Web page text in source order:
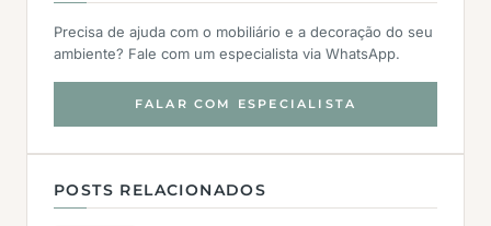
Precisa de ajuda com o mobiliário e a decoração do seu
ambiente? Fale com um especialista via WhatsApp.
FALAR COM ESPECIALISTA
POSTS RELACIONADOS